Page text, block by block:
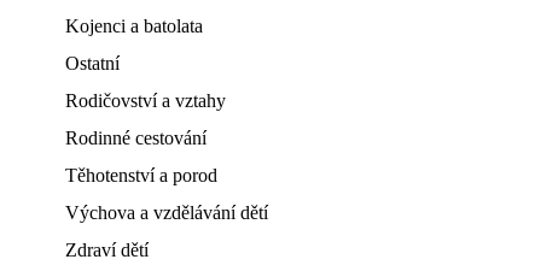
Kojenci a batolata
Ostatní
Rodičovství a vztahy
Rodinné cestování
Těhotenství a porod
Výchova a vzdělávání dětí
Zdraví dětí